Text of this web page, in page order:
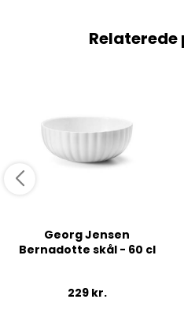
Georg Jensen
Bernadotte skål - 60 cl
229 kr.